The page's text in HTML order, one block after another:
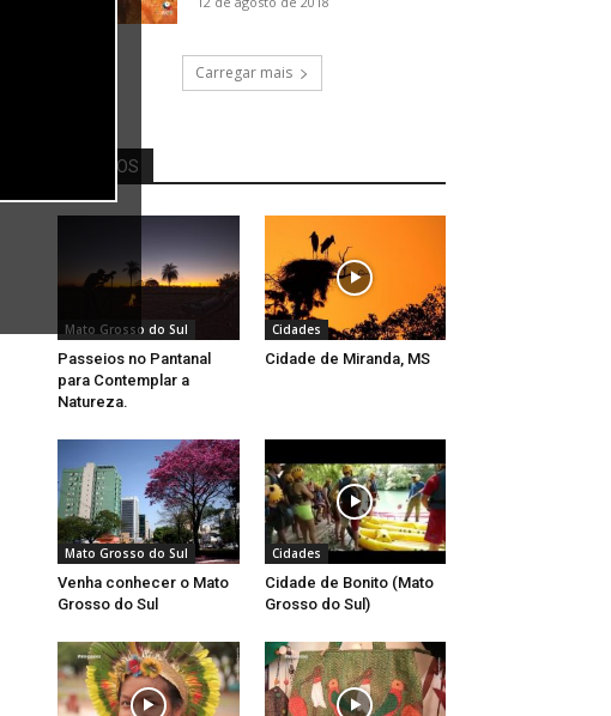
Carregar mais
OUTROS
Mato Grosso do Sul
Passeios no Pantanal
para Contemplar a
Natureza.
Cidades
Cidade de Miranda, MS
Mato Grosso do Sul
Venha conhecer o Mato
Grosso do Sul
Cidades
Cidade de Bonito (Mato
Grosso do Sul)